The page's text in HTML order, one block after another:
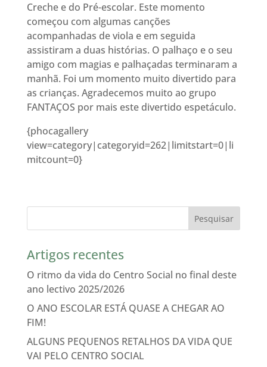
Creche e do Pré-escolar. Este momento
começou com algumas canções
acompanhadas de viola e em seguida
assistiram a duas histórias. O palhaço e o seu
amigo com magias e palhaçadas terminaram a
manhã. Foi um momento muito divertido para
as crianças. Agradecemos muito ao grupo
FANTAÇOS por mais este divertido espetáculo.
{phocagallery
view=category|categoryid=262|limitstart=0|li
mitcount=0}
Artigos recentes
O ritmo da vida do Centro Social no final deste
ano lectivo 2025/2026
O ANO ESCOLAR ESTÁ QUASE A CHEGAR AO
FIM!
ALGUNS PEQUENOS RETALHOS DA VIDA QUE
VAI PELO CENTRO SOCIAL